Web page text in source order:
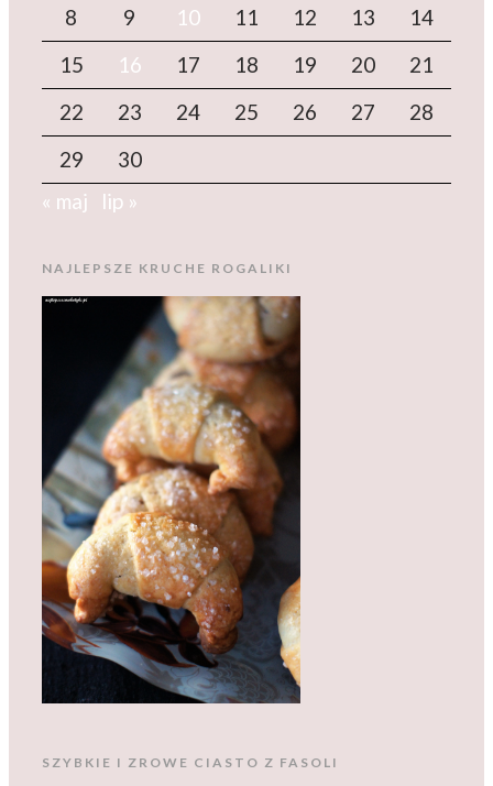
8
9 10 11 12 13
14
15
16 17 18 19 20
21
22
23 24 25 26 27
28
29
30
« maj
lip »
NAJLEPSZE KRUCHE ROGALIKI
SZYBKIE I ZROWE CIASTO Z FASOLI